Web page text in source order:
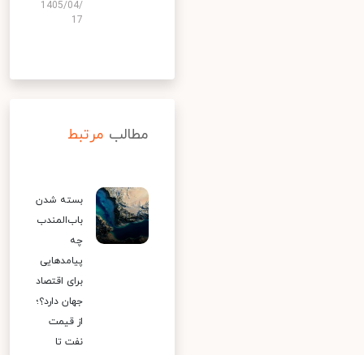
1405/04/
17
مطالب مرتبط
بسته شدن
باب‌المندب
چه
پیامدهایی
برای اقتصاد
جهان دارد؟؛
از قیمت
نفت تا